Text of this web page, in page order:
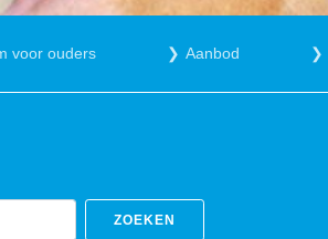
voor ouders Aanbod
ZOEKEN